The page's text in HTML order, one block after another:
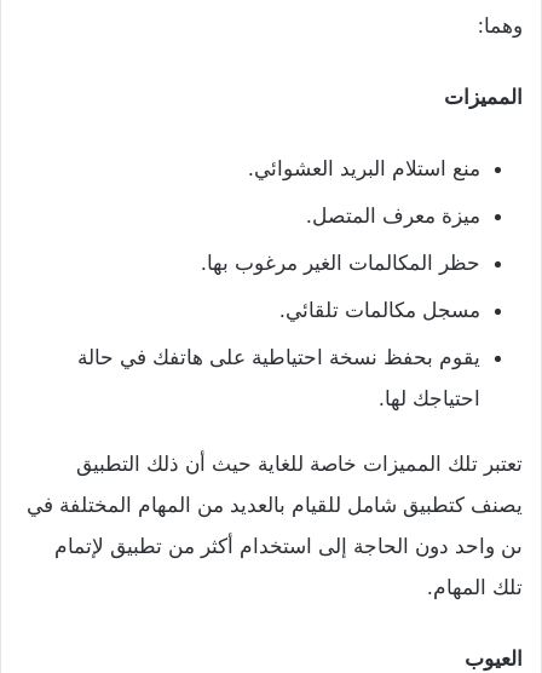
وهما:
المميزات
منع استلام البريد العشوائي.
ميزة معرف المتصل.
حظر المكالمات الغير مرغوب بها.
مسجل مكالمات تلقائي.
يقوم بحفظ نسخة احتياطية على هاتفك في حالة
احتياجك لها.
تعتبر تلك المميزات خاصة للغاية حيث أن ذلك التطبيق
يصنف كتطبيق شامل للقيام بالعديد من المهام المختلفة في
ىن واحد دون الحاجة إلى استخدام أكثر من تطبيق لإتمام
تلك المهام.
العيوب